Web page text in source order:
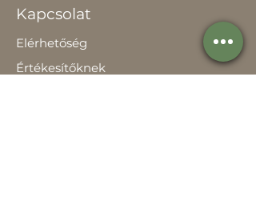
Kapcsolat
Elérhetőség
Értékesítőknek